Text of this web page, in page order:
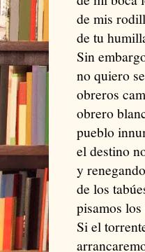
de mis
de tu
Sin
no quiero
obreros
obrero
pueblo
el destino
y
de los
pisamos
Si el